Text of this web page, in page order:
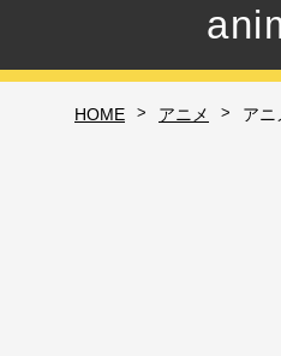
HOME > アニメ > ア